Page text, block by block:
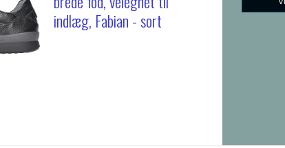
indlæg, Fabian - sort